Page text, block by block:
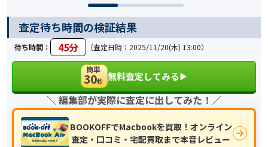
査定待ち時間の検証結果
待ち時間： 45分 （査定日時：2025/11/20(木) 13:00）
簡単
30秒 無料査定してみる▶︎
＼ 編集部が実際に査定に出してみた！／
BOOKOFFでMacbookを買取！オンライン
査定・口コミ・宅配買取まで本音レビュー